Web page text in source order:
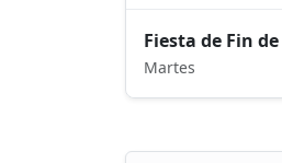
Fiesta de Fin
Martes